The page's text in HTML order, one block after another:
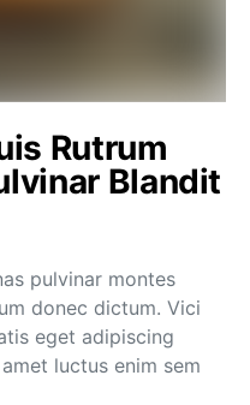
Rutrum
Blandit
pulvinar montes
donec dictum. Vici
eget adipiscing
luctus enim sem